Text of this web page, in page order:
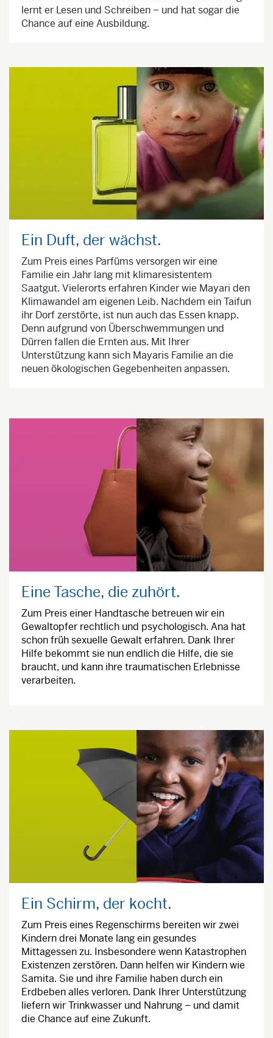
lernt er Lesen und Schreiben – und hat sogar die
Chance auf eine Ausbildung.
Ein Duft, der wächst.
Zum Preis eines Parfüms versorgen wir eine
Familie ein Jahr lang mit klimaresistentem
Saatgut. Vielerorts erfahren Kinder wie Mayari den
Klimawandel am eigenen Leib. Nachdem ein Taifun
ihr Dorf zerstörte, ist nun auch das Essen knapp.
Denn aufgrund von Überschwemmungen und
Dürren fallen die Ernten aus. Mit Ihrer
Unterstützung kann sich Mayaris Familie an die
neuen ökologischen Gegebenheiten anpassen.
Eine Tasche, die zuhört.
Zum Preis einer Handtasche betreuen wir ein
Gewaltopfer rechtlich und psychologisch. Ana hat
schon früh sexuelle Gewalt erfahren. Dank Ihrer
Hilfe bekommt sie nun endlich die Hilfe, die sie
braucht, und kann ihre traumatischen Erlebnisse
verarbeiten.
Ein Schirm, der kocht.
Zum Preis eines Regenschirms bereiten wir zwei
Kindern drei Monate lang ein gesundes
Mittagessen zu. Insbesondere wenn Katastrophen
Existenzen zerstören. Dann helfen wir Kindern wie
Samita. Sie und ihre Familie haben durch ein
Erdbeben alles verloren. Dank Ihrer Unterstützung
liefern wir Trinkwasser und Nahrung – und damit
die Chance auf eine Zukunft.